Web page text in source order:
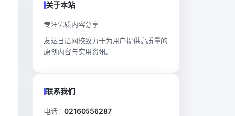
关于本站
专注优质内容分享
友达日语网校致力于为用户提供高质量的
原创内容与实用资讯。
联系我们
电话： 02160556287